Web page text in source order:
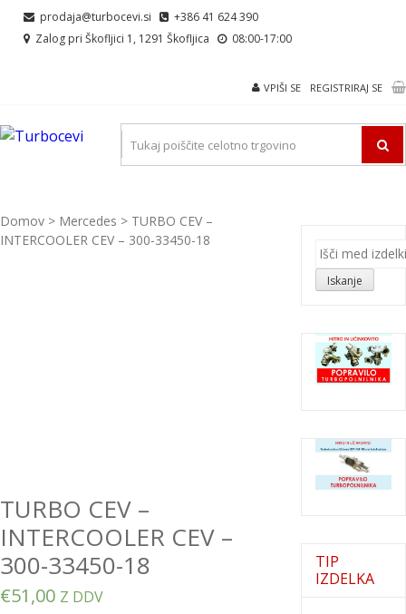
Skip
Skip
prodaja@turbocevi.si
+386 41 624 390
Zalog pri Škofljici 1, 1291 Škofljica
08:00-17:00
VPIŠI SE REGISTRIRAJ SE
TURBOCEVI
Turbo ideal – turbo cevi
Domov > Mercedes > TURBO CEV –
INTERCOOLER CEV – 300-33450-18
TURBO CEV –
INTERCOOLER CEV –
300-33450-18
€51,00 Z DDV
Išči:
Iskanje
TIP
IZDELKA